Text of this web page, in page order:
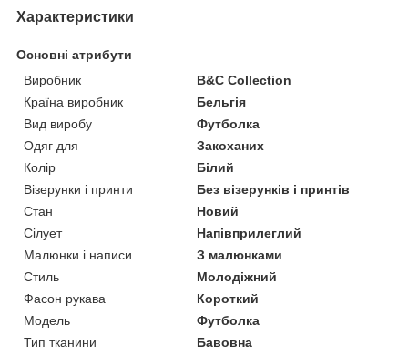
Характеристики
Основні атрибути
Виробник
B&C Collection
Країна виробник
Бельгія
Вид виробу
Футболка
Одяг для
Закоханих
Колір
Білий
Візерунки і принти
Без візерунків і принтів
Стан
Новий
Сілует
Напівприлеглий
Малюнки і написи
З малюнками
Стиль
Молодіжний
Фасон рукава
Короткий
Модель
Футболка
Тип тканини
Бавовна